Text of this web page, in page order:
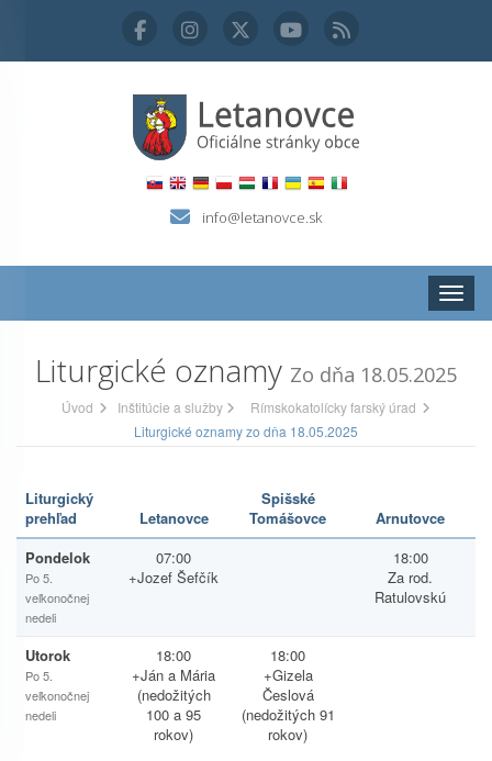
info@letanovce.sk
Liturgické oznamy Zo dňa 18.05.2025
Úvod Inštitúcie a služby
Rímskokatolícky farský úrad
Liturgické oznamy zo dňa 18.05.2025
Liturgický
prehľad
Letanovce
Spišské
Tomášovce
Arnutovce
Pondelok
Po 5.
veľkonočnej
nedeli
07:00
+Jozef Šefčík
18:00
Za rod.
Ratulovskú
Utorok
Po 5.
veľkonočnej
nedeli
18:00
+Ján a Mária
(nedožitých
100 a 95
rokov)
18:00
+Gizela
Česlová
(nedožitých 91
rokov)